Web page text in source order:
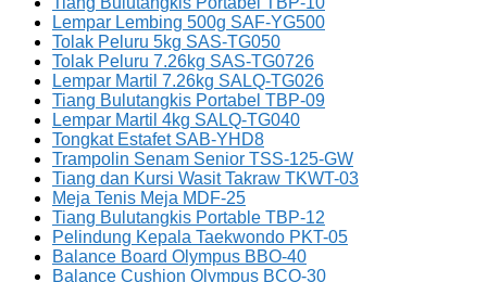
Lempar Lembing 500g SAF-YG500
Tolak Peluru 5kg SAS-TG050
Tolak Peluru 7.26kg SAS-TG0726
Lempar Martil 7.26kg SALQ-TG026
Tiang Bulutangkis Portabel TBP-09
Lempar Martil 4kg SALQ-TG040
Tongkat Estafet SAB-YHD8
Trampolin Senam Senior TSS-125-GW
Tiang dan Kursi Wasit Takraw TKWT-03
Meja Tenis Meja MDF-25
Tiang Bulutangkis Portable TBP-12
Pelindung Kepala Taekwondo PKT-05
Balance Board Olympus BBO-40
Balance Cushion Olympus BCO-30